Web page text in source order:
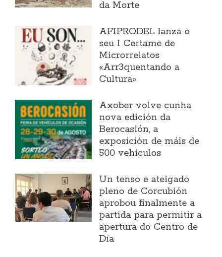
da Morte
AFIPRODEL lanza o
seu I Certame de
Microrrelatos
«Arr3quentando a
Cultura»
Axober volve cunha
nova edición da
Berocasión, a
exposición de máis de
500 vehículos
Un tenso e ateigado
pleno de Corcubión
aprobou finalmente a
partida para permitir a
apertura do Centro de
Día